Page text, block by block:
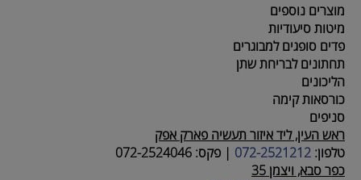
מוצרים נוספים
מיטות סיעודיות
פדים סופגים למבוגרים
תחתונים לבריחת שתן
הליכונים
כורסאות קימה
סניפים
ראש העין, ליד איזור תעשיה פארק אפק
טלפון: 072-2521212
| פקס:
כפר סבא, ויצמן 35